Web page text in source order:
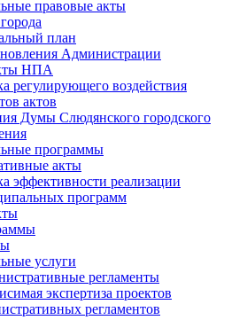
правовые акты
план
Администрации
НПА
регулирующего воздействия
актов
Думы Слюдянского городского
программы
акты
эффективности реализации
программ
услуги
регламенты
экспертиза проектов
регламентов